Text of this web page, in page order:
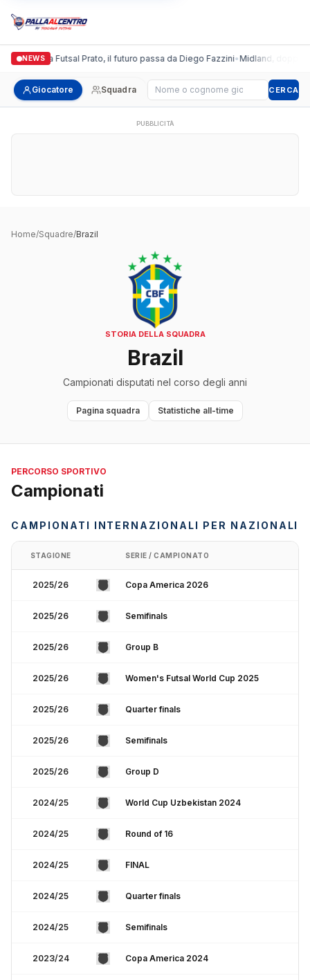
NEWS
Italgronda Futsal Prato, il futuro passa da Diego Fazzini•Midland, doppio
Giocatore Squadra Cerca giocatore CERCA
PUBBLICITÀ
Home/Squadre/Brazil
STORIA DELLA SQUADRA
Brazil
Campionati disputati nel corso degli anni
Pagina squadra Statistiche all-time
PERCORSO SPORTIVO
Campionati
CAMPIONATI INTERNAZIONALI PER NAZIONALI
STAGIONE SERIE / CAMPIONATO
2025/26 Copa America 2026
2025/26 Semifinals
2025/26 Group B
2025/26 Women's Futsal World Cup 2025
2025/26 Quarter finals
2025/26 Semifinals
2025/26 Group D
2024/25 World Cup Uzbekistan 2024
2024/25 Round of 16
2024/25 FINAL
2024/25 Quarter finals
2024/25 Semifinals
2023/24 Copa America 2024